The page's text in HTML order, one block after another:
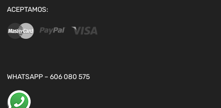
ACEPTAMOS:
WHATSAPP – 606 080 575